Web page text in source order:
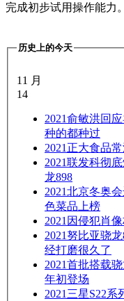
完成初步试用操作能力。
历史上的今天
11 月
14
2021俞敏洪回
种的都种过
2021 正大食品
2021联发科彻
龙898
2021北京冬奥
色菜品上榜
2021 因侵犯肖
2021努比亚骁
经打磨很久了
2021首批搭载
年初登场
2021 三星S22系